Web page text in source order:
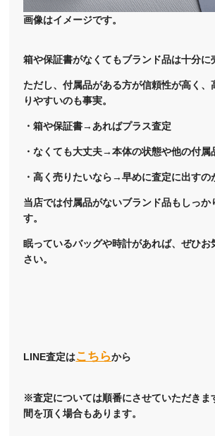
画像はイメージです。
箱や保証書がなくてもブランド品は十分に
ただし、付属品がある方が信頼性が高く、
りやすいのも事実。
・箱や保証書→あればプラス査定
・なくても大丈夫→本体の状態や他の付属
・高く売りたいなら→早めに査定に出すの
当店では付属品がないブランド品もしっか
す。
眠っているバッグや時計があれば、ぜひお
さい。
LINE査定はこちらから
※査定については順番にさせていただきま
間を頂く場合もあります。